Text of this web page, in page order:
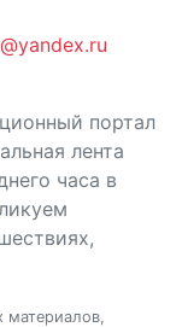
портал
лента
часа в
материалов,